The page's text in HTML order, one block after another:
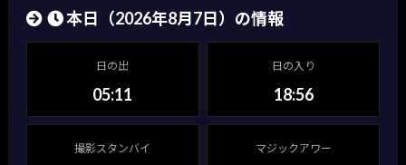
本日（2026年8月7日）の情報
日の出
05:11
日の入り
18:56
撮影スタンバイ マジックアワー